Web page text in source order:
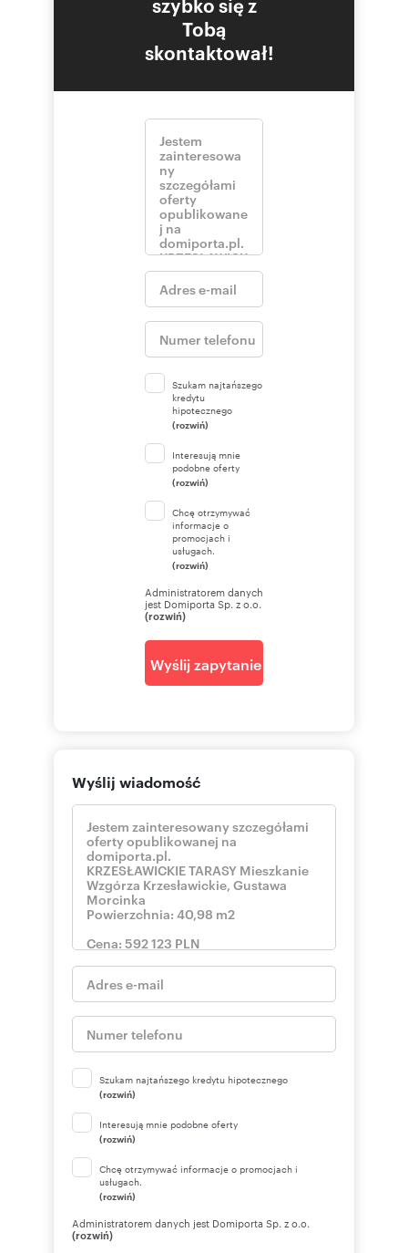
Tobą
skontaktował!
Szukam najtańszego
kredytu
hipotecznego
(rozwiń)
Interesują mnie
podobne oferty
(rozwiń)
Chcę otrzymywać
informacje o
promocjach i
usługach.
(rozwiń)
Administratorem danych
jest Domiporta Sp. z o.o.
(rozwiń)
Wyślij zapytanie
Wyślij wiadomość
Szukam najtańszego kredytu hipotecznego
(rozwiń)
Interesują mnie podobne oferty
(rozwiń)
Chcę otrzymywać informacje o promocjach i
usługach.
(rozwiń)
Administratorem danych jest Domiporta Sp. z o.o.
(rozwiń)